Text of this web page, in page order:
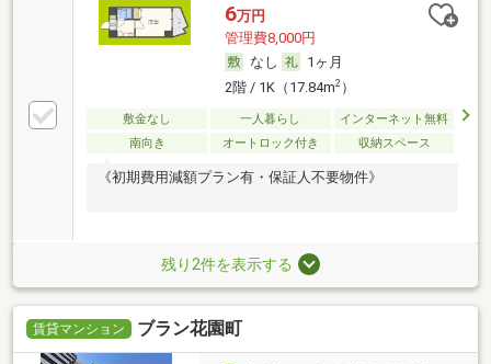
6万円
管理費8,000円
なし
1ヶ月
2階 / 1K（17.84m2）
敷金なし 一人暮らし
インターネット無料
南向き
オートロック付き 収納スペース
《初期費用減額プラン有・保証人不要物件》
残り2件を表示する
賃貸マンション ブラン花園町